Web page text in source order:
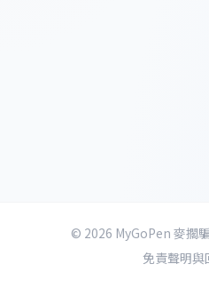
© 2026 MyGoPen 麥擱
免責聲明與